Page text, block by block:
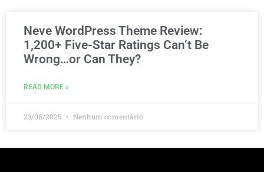
Neve WordPress Theme Review:
1,200+ Five-Star Ratings Can’t Be
Wrong…or Can They?
READ MORE »
23/06/2025 Nenhum comentário